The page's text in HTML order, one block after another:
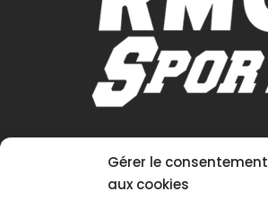
Gérer le consentement
aux cookies